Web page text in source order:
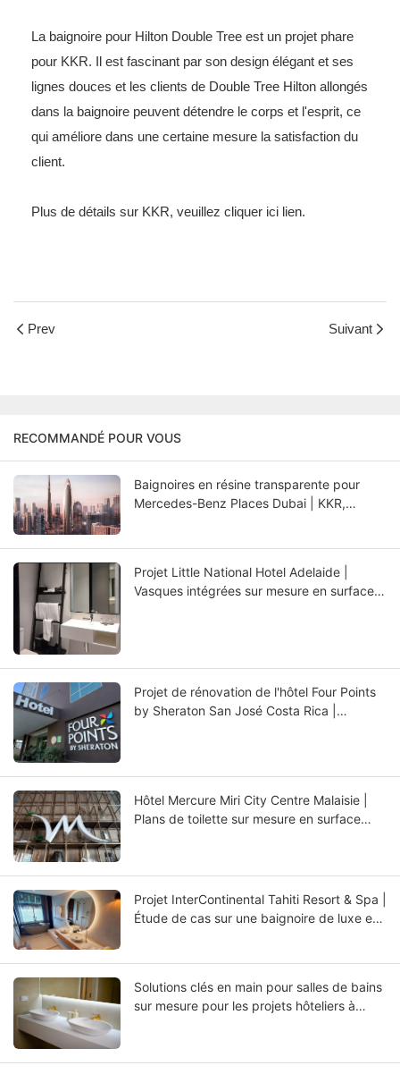
La baignoire pour Hilton Double Tree est un projet phare
pour KKR. Il est fascinant par son design élégant et ses
lignes douces et les clients de Double Tree Hilton allongés
dans la baignoire peuvent détendre le corps et l'esprit, ce
qui améliore dans une certaine mesure la satisfaction du
client.
Plus de détails sur KKR, veuillez cliquer ici lien.
Prev Suivant
RECOMMANDÉ POUR VOUS
Baignoires en résine transparente pour
Mercedes-Benz Places Dubai | KKR,
Projet Little National Hotel Adelaide |
Vasques intégrées sur mesure en surface
Projet de rénovation de l'hôtel Four Points
by Sheraton San José Costa Rica |
Hôtel Mercure Miri City Centre Malaisie |
Plans de toilette sur mesure en surface
Projet InterContinental Tahiti Resort & Spa |
Étude de cas sur une baignoire de luxe en
Solutions clés en main pour salles de bains
sur mesure pour les projets hôteliers à